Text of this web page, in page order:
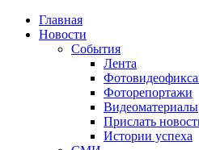
Главная
Новости
События
Лента
Фоторепортажи
Видеоматериалы
Прислать
Истории успеха